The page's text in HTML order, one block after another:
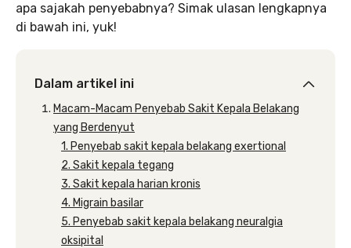
apa sajakah penyebabnya? Simak ulasan lengkapnya
di bawah ini, yuk!
Dalam artikel ini
Macam-Macam Penyebab Sakit Kepala Belakang
yang Berdenyut
1. Penyebab sakit kepala belakang exertional
2. Sakit kepala tegang
3. Sakit kepala harian kronis
4. Migrain basilar
5. Penyebab sakit kepala belakang neuralgia
oksipital